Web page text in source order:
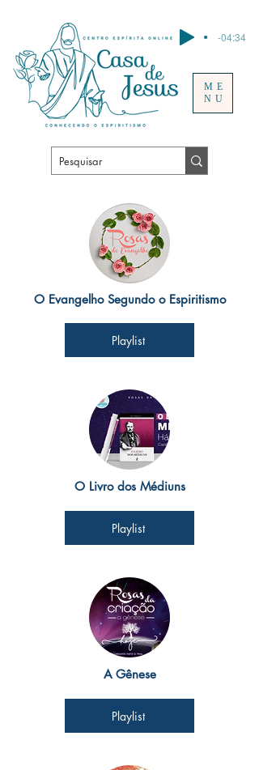
ME
NU
-04:34
O Evangelho Segundo o Espiritismo
Playlist
O Livro dos Médiuns
Playlist
A Gênese
Playlist